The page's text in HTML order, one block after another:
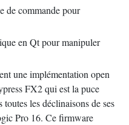
de commande pour
en Qt pour manipuler
une implémentation open
FX2 qui est la puce
les déclinaisons de ses
Pro 16. Ce firmware